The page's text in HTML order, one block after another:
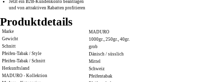
Jetzt ein B2B-Kundenkonto beantragen
und von attraktiven Rabatten profitieren
Produktdetails
Marke
MADURO
Gewicht
1000gr., 250gr., 40gr.
Schnitt
grob
Pfeifen-Tabak / Style
Dänisch / süsslich
Pfeifen-Tabak / Schnitt
Mittel
Herkunftsland
Schweiz
MADURO - Kollektion
Pfeifentabak